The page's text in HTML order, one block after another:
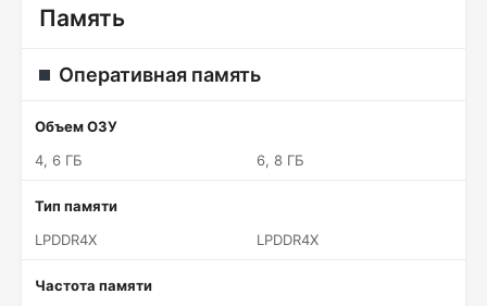
Память
Оперативная память
Объем ОЗУ
4, 6 ГБ
6, 8 ГБ
Тип памяти
LPDDR4X
LPDDR4X
Частота памяти